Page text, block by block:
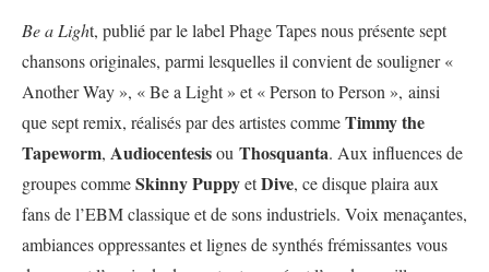
Be a Light, publié par le label Phage Tapes nous présente sept
chansons originales, parmi lesquelles il convient de souligner «
Another Way », « Be a Light » et « Person to Person », ainsi
que sept remix, réalisés par des artistes commeTimmy the
Tapeworm, Audiocentesisou Thosquanta. Aux influences de
groupes commeSkinny PuppyetDive, ce disque plaira aux
fans de l’EBM classique et de sons industriels. Voix menaçantes,
ambiances oppressantes et lignes de synthés frémissantes vous